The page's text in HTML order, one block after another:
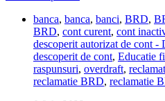
a
anuntat
dupa
14
ani
ca
banca, banca, banci, BRD,
BRD, cont curent, cont
descoperit autorizat de cont -
descoperit de cont, Educatie
raspunsuri, overdraft,
reclamatie BRD, reclamatie